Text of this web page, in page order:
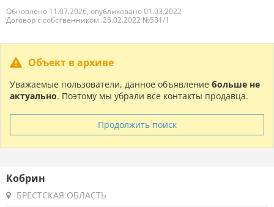
Обновлено 11.07.2026, опубликовано 01.03.2022
Договор с собственником: 25.02.2022 №531/1
Объект в архиве
Уважаемые пользователи, данное объявление больше не
актуально. Поэтому мы убрали все контакты продавца.
Продолжить поиск
Кобрин
БРЕСТСКАЯ ОБЛАСТЬ